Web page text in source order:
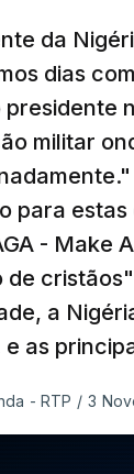
da
dias
presidente
militar
para
- Make
de
a
as
- RTP / 3